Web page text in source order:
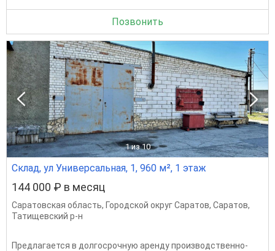
Позвонить
1 из 10
Склад, ул Универсальная, 1, 960 м², 1 этаж
144 000 ₽ в месяц
Саратовская область, Городской округ Саратов, Саратов,
Татищевский р-н
Предлагается в долгосрочную аренду производственно-